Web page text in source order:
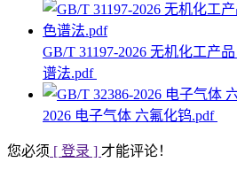
GB/T 31197-2026 无机化工产
谱法.pdf
2026 电子气体 六氟化钨.pdf
您必须 [ 登录 ] 才能评论！